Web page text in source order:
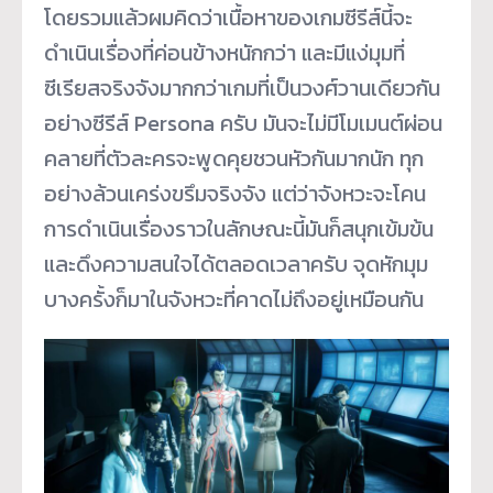
โดยรวมแล้วผมคิดว่าเนื้อหาของเกมซีรีส์นี้จะ
ดำเนินเรื่องที่ค่อนข้างหนักกว่า และมีแง่มุมที่
ซีเรียสจริงจังมากกว่าเกมที่เป็นวงศ์วานเดียวกัน
อย่างซีรีส์ Persona ครับ มันจะไม่มีโมเมนต์ผ่อน
คลายที่ตัวละครจะพูดคุยชวนหัวกันมากนัก ทุก
อย่างล้วนเคร่งขรึมจริงจัง แต่ว่าจังหวะจะโคน
การดำเนินเรื่องราวในลักษณะนี้มันก็สนุกเข้มข้น
และดึงความสนใจได้ตลอดเวลาครับ จุดหักมุม
บางครั้งก็มาในจังหวะที่คาดไม่ถึงอยู่เหมือนกัน